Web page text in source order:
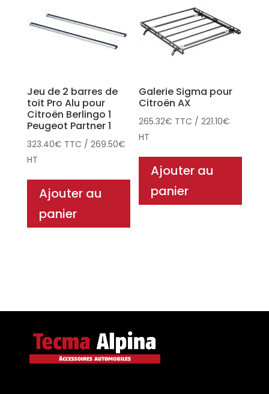
Jeu de 2 barres de
toit Pro Alu pour
Citroën Berlingo 1
Peugeot Partner 1
323.40€ TTC / 269.50€
HT
Ajouter au
panier
Galerie Sigma pour
Citroën AX
265.32€ TTC /221.10€
HT
Ajouter au
panier